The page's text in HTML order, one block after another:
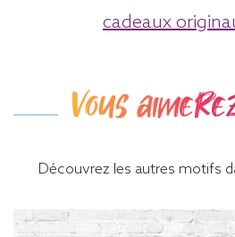
cadeaux
Vous
Découvrez les autres motifs